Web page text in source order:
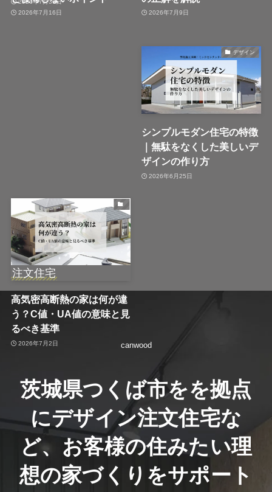
2026年7月16日 2026年7月9日
注文住宅
高気密高断熱の家は何が違
う？C値・UA値の意味と見
るべき基準
2026年7月2日
デザイン
シンプルモダン住宅の特徴
｜無駄をなくした美しいデ
ザインの作り方
2026年6月25日
canwood
茨城県つくば市をを拠点
にデザイン注文住宅な
ど、お客様の住みたい理
想の家づくりをサポート